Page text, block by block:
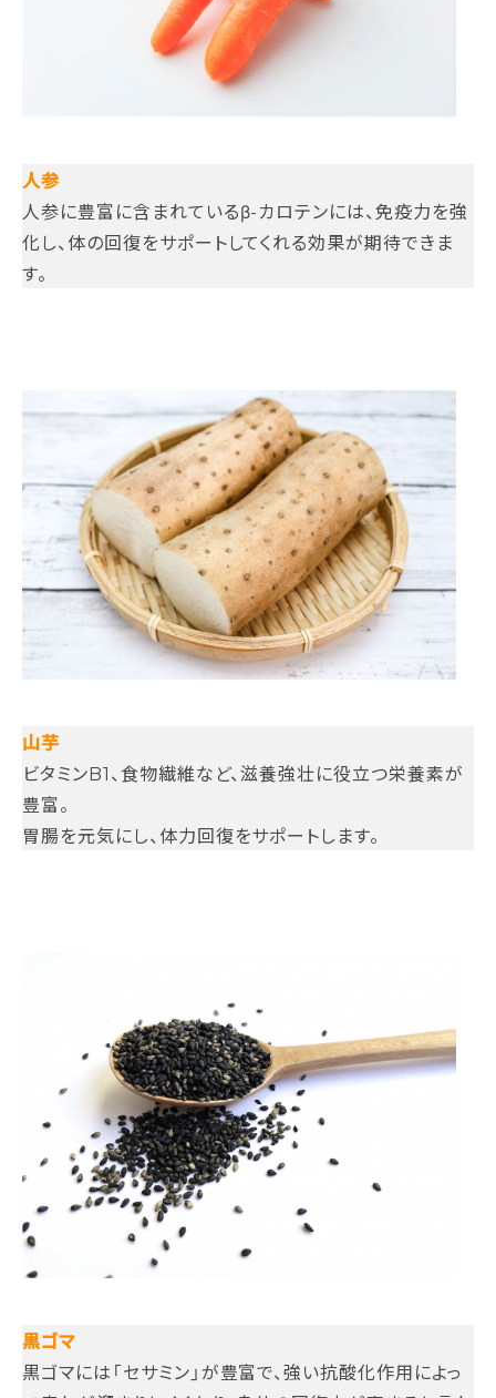
人参
人参に豊富に含まれているβ-カロテンには、免疫力を強
化し、体の回復をサポートしてくれる効果が期待できま
す。
山芋
ビタミンB1、食物繊維など、滋養強壮に役立つ栄養素が
豊富。
胃腸を元気にし、体力回復をサポートします。
黒ゴマ
黒ゴマには「セサミン」が豊富で、強い抗酸化作用によっ